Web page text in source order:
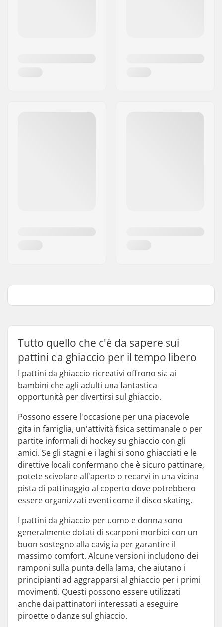
Tutto quello che c'è da sapere sui
pattini da ghiaccio per il tempo libero
I pattini da ghiaccio ricreativi offrono sia ai
bambini che agli adulti una fantastica
opportunità per divertirsi sul ghiaccio.
Possono essere l'occasione per una piacevole
gita in famiglia, un'attività fisica settimanale o per
partite informali di hockey su ghiaccio con gli
amici. Se gli stagni e i laghi si sono ghiacciati e le
direttive locali confermano che è sicuro pattinare,
potete scivolare all'aperto o recarvi in una vicina
pista di pattinaggio al coperto dove potrebbero
essere organizzati eventi come il disco skating.
I pattini da ghiaccio per uomo e donna sono
generalmente dotati di scarponi morbidi con un
buon sostegno alla caviglia per garantire il
massimo comfort. Alcune versioni includono dei
ramponi sulla punta della lama, che aiutano i
principianti ad aggrapparsi al ghiaccio per i primi
movimenti. Questi possono essere utilizzati
anche dai pattinatori interessati a eseguire
piroette o danze sul ghiaccio.